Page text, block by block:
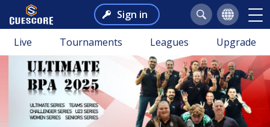
Sign in
Live Tournaments Leagues Upgrade